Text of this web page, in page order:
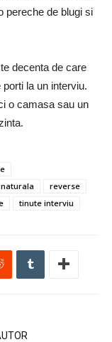
pereche de blugi si
decenta de care
la un interviu.
o camasa sau un
reverse
tinute interviu